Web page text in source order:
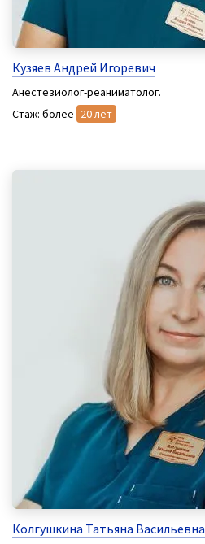
Кузяев Андрей Игоревич
Анестезиолог-реаниматолог.
Стаж: более 20 лет
Колгушкина Татьяна Васильевна